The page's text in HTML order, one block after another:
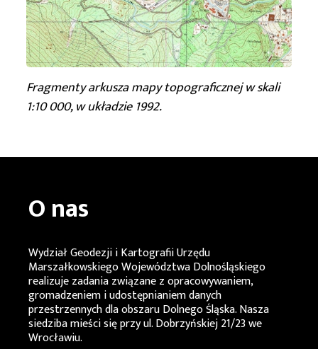
Fragmenty arkusza mapy topograficznej w skali
1:10 000, w układzie 1992.
O nas
Wydział Geodezji i Kartografii Urzędu
Marszałkowskiego Województwa Dolnośląskiego
realizuje zadania związane z opracowywaniem,
gromadzeniem i udostępnianiem danych
przestrzennych dla obszaru Dolnego Śląska. Nasza
siedziba mieści się przy ul. Dobrzyńskiej 21/23 we
Wrocławiu.